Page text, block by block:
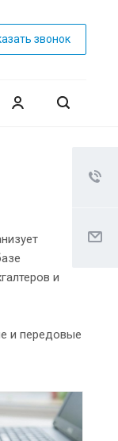
звонок
и
и передовые